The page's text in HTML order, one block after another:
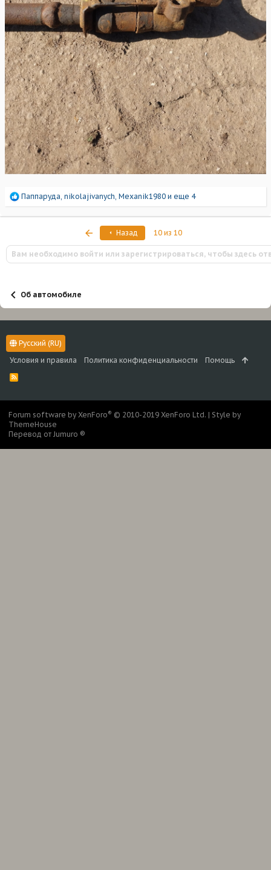
Р
а
и
и
:
Паппаруда, nikolajivanych, Mexanik1980 и еще 4
ПервыйНазад 10 из 10
Вам необходимо войти или зарегистрироваться, чтобы здесь
Об автомобиле
Русский (RU)
Условия и правила
Политика конфиденциальности Помощь
R
Forum software by XenForo® © 2010-2019 XenForo Ltd. | Style by
ThemeHouse
Перевод от Jumuro ®